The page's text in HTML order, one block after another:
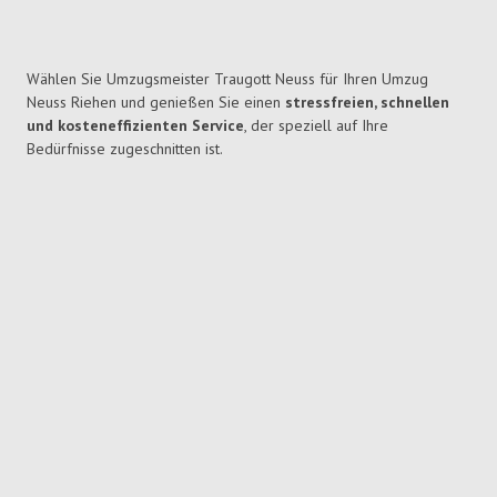
Wählen Sie Umzugsmeister Traugott Neuss für Ihren Umzug
Neuss Riehen und genießen Sie einen stressfreien, schnellen
und kosteneffizienten Service, der speziell auf Ihre
Bedürfnisse zugeschnitten ist.